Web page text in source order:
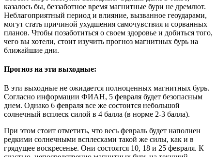
казалось бы, беззаботное время магнитные бури не дремлют.
Неблагоприятный период и влияние, вызванное геоударами,
могут стать причиной ухудшения самочувствия и сорванных
планов. Чтобы позаботиться о своем здоровье и добиться того,
чего вы хотели, стоит изучить прогноз магнитных бурь на
ближайшие дни.
Прогноз на эти выходные:
В эти выходные не ожидается полноценных магнитных бурь.
Согласно информации ФИАН, 5 февраля будет безопасным
днем. Однако 6 февраля все же состоится небольшой
солнечный всплеск силой в 4 балла (в норме 2-3 балла).
При этом стоит отметить, что весь февраль будет наполнен
редкими солнечными всплесками такой же силы, как и в
грядущее воскресенье. Они состоятся 10, 18 и 25 февраля. К